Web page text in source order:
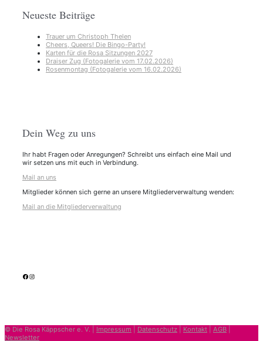
Neueste Beiträge
Trauer um Christoph Thelen
Cheers, Queers! Die Bingo-Party!
Karten für die Rosa Sitzungen 2027
Draiser Zug (Fotogalerie vom 17.02.2026)
Rosenmontag (Fotogalerie vom 16.02.2026)
Dein Weg zu uns
Ihr habt Fragen oder Anregungen? Schreibt uns einfach eine Mail und
wir setzen uns mit euch in Verbindung.
Mail an uns
Mitglieder können sich gerne an unsere Mitgliederverwaltung wenden:
Mail an die Mitgliederverwaltung
facebook
Instagram
© Die Rosa Käppscher e. V. | Impressum Datenschutz Kontakt AGB
Newsletter